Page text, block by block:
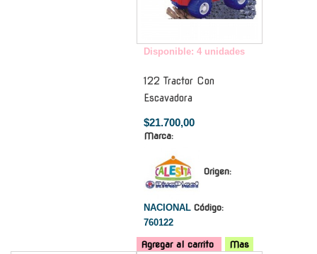
Disponible: 4 unidades
122 Tractor Con
Escavadora
$21.700,00
Marca:
Origen:
NACIONAL Código:
760122
Agregar al carrito
Mas